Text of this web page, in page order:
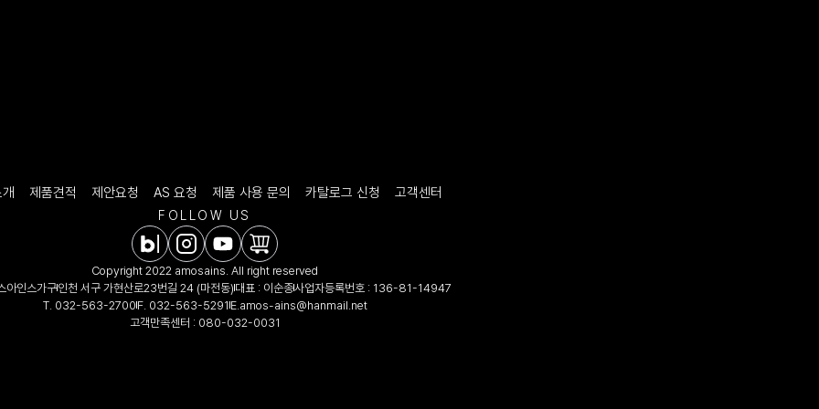
제품견적 제안요청 AS 요청 제품 사용 문의 카탈로그 신청 고객센터
FOLLOW US
Copyright 2022 amosains. All right reserved
아인스가구인천 서구 가현산로23번길 24 (마전동)대표 : 이순종사업자등록번호 : 136-81-14947
T. 032-563-2700F. 032-563-5291E. amos-ains@hanmail.net
고객만족센터 : 080-032-0031